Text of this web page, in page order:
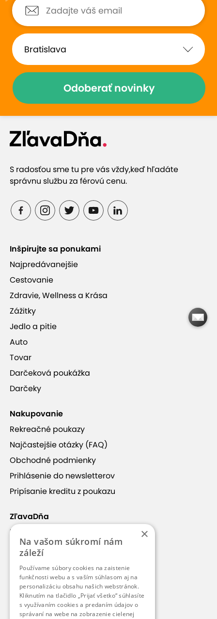
Odoberať novinky
S radosťou sme tu pre vás vždy,keď hľadáte
správnu službu za férovú cenu.
Inšpirujte sa ponukami
Najpredávanejšie
Cestovanie
Zdravie, Wellness a Krása
Zážitky
Jedlo a pitie
Auto
Tovar
Darčeková poukážka
Darčeky
Nakupovanie
Rekreačné poukazy
Najčastejšie otázky (FAQ)
Obchodné podmienky
Prihlásenie do newsletterov
Pripísanie kreditu z poukazu
ZľavaDňa
Náš príbeh
Kontakt
Kariéra
Blog
Pre médiá
Pre partnerov
×
Na vašom súkromí nám
záleží
Používame súbory cookies na zaistenie
funkčnosti webu a s vaším súhlasom aj na
personalizáciu obsahu našich webstránok.
Kliknutím na tlačidlo „Prijať všetko“ súhlasíte
s využívaním cookies a predaním údajov o
správaní na webe na zobrazenie cielenej